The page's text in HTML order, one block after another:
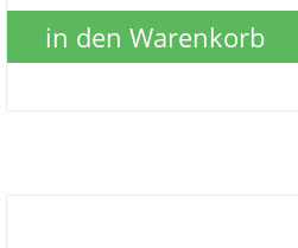
in den Warenkorb